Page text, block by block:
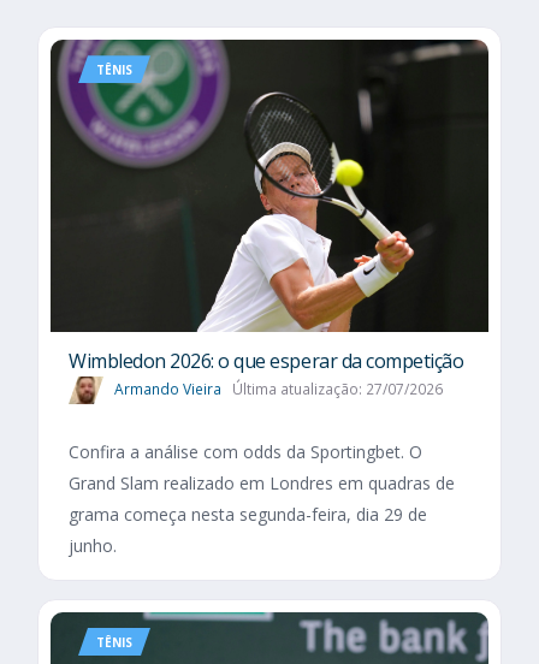
TÊNIS
Wimbledon 2026: o que esperar da competição
Armando Vieira Última atualização: 27/07/2026
Confira a análise com odds da Sportingbet. O
Grand Slam realizado em Londres em quadras de
grama começa nesta segunda-feira, dia 29 de
junho.
TÊNIS